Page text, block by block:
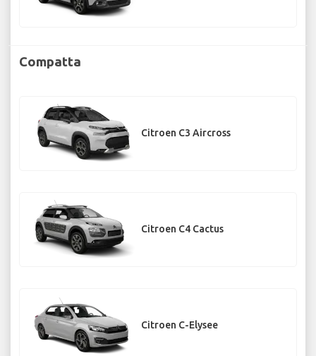
Compatta
Citroen C3 Aircross
Citroen C4 Cactus
Citroen C-Elysee